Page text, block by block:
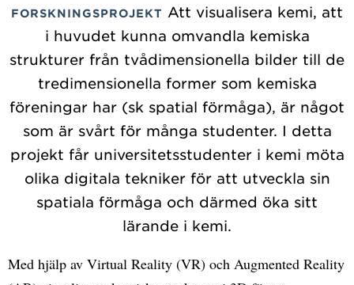
FORSKNINGSPROJEKT Att visualisera kemi, att
i huvudet kunna omvandla kemiska
strukturer från tvådimensionella bilder till de
tredimensionella former som kemiska
föreningar har (sk spatial förmåga), är något
som är svårt för många studenter. I detta
projekt får universitetsstudenter i kemi möta
olika digitala tekniker för att utveckla sin
spatiala förmåga och därmed öka sitt
lärande i kemi.
Med hjälp av Virtual Reality (VR) och Augmented Reality